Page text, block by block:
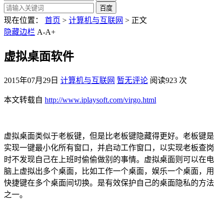
现在位置： 首页 > 计算机与互联网 > 正文
隐藏边栏 A-A+
虚拟桌面软件
2015年07月29日 计算机与互联网 暂无评论 阅读923 次
本文转载自 http://www.iplaysoft.com/virgo.html
虚拟桌面类似于老板键，但是比老板键隐藏得更好。老板键是
实现一键最小化所有窗口，并启动工作窗口，以实现老板查岗
时不发现自己在上班时偷偷做别的事情。虚拟桌面则可以在电
脑上虚拟出多个桌面，比如工作一个桌面，娱乐一个桌面，用
快捷键在多个桌面间切换。是有效保护自己的桌面隐私的方法
之一。